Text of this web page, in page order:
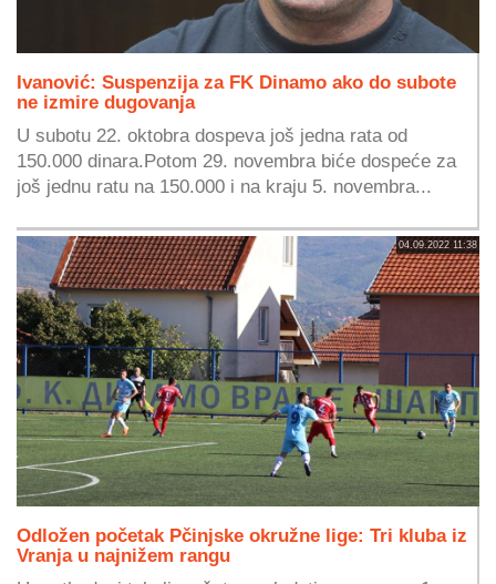
Ivanović: Suspenzija za FK Dinamo ako do subote
ne izmire dugovanja
U subotu 22. oktobra dospeva još jedna rata od
150.000 dinara.Potom 29. novembra biće dospeće za
još jednu ratu na 150.000 i na kraju 5. novembra...
04.09.2022 11:38
Odložen početak Pčinjske okružne lige: Tri kluba iz
Vranja u najnižem rangu